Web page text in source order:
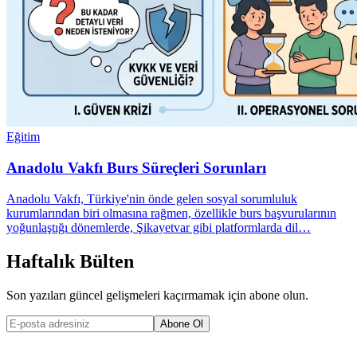
Eğitim
Anadolu Vakfı Burs Süreçleri Sorunları
Anadolu Vakfı, Türkiye'nin önde gelen sosyal sorumluluk
kurumlarından biri olmasına rağmen, özellikle burs başvurularının
yoğunlaştığı dönemlerde, Şikayetvar gibi platformlarda dil…
Haftalık Bülten
Son yazıları güncel gelişmeleri kaçırmamak için abone olun.
Abone Ol